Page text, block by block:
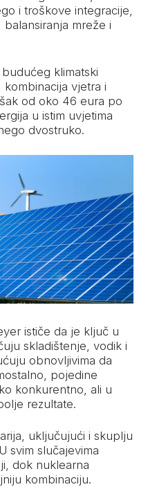
i troškove integracije,
mreže i
klimatski
vjetra i
od oko 46 eura po
u istim uvjetima
dvostruko.
ističe da je ključ u
skladištenje, vodik i
obnovljivima da
pojedine
konkurentno, ali u
rezultate.
uključujući i skuplju
svim slučajevima
dok nuklearna
kombinaciju.